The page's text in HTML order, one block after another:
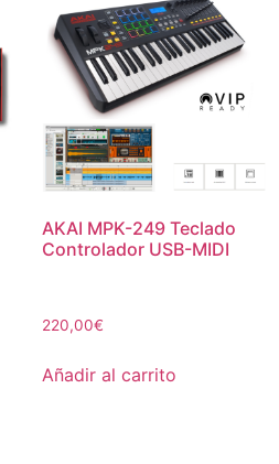
AKAI MPK-249 Teclado
Controlador USB-MIDI
220,00€
Añadir al carrito